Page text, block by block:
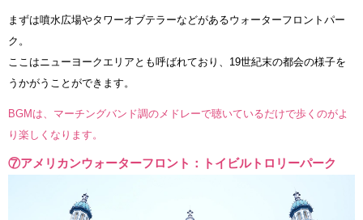
まずは噴水広場やタワーオブテラーなどがあるウォーターフロントパー
ク。
ここはニューヨークエリアとも呼ばれており、19世紀末の都会の様子を
うかがうことができます。
BGMは、マーチングバンド調のメドレーで聴いているだけで歩くのがよ
り楽しくなります。
⑦アメリカンウォーターフロント：トイビルトロリーパーク